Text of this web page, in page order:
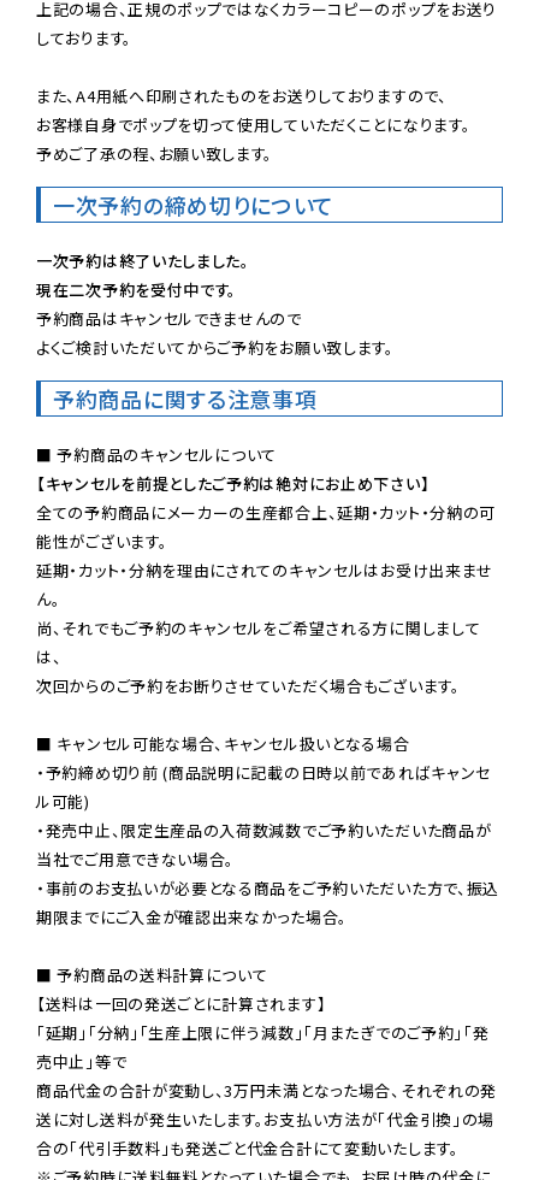
上記の場合、正規のポップではなくカラーコピーのポップをお送り
しております。
また、A4用紙へ印刷されたものをお送りしておりますので、
お客様自身でポップを切って使用していただくことになります。
予めご了承の程、お願い致します。
一次予約の締め切りについて
一次予約は終了いたしました。
現在二次予約を受付中です。
予約商品はキャンセルできませんので
よくご検討いただいてからご予約をお願い致します。
予約商品に関する注意事項
【キャンセルを前提としたご予約は絶対にお止め下さい】
全ての予約商品にメーカーの生産都合上、延期・カット・分納の可
能性がございます。
延期・カット・分納を理由にされてのキャンセルはお受け出来ませ
ん。
尚、それでもご予約のキャンセルをご希望される方に関しまして
は、
次回からのご予約をお断りさせていただく場合もございます。
■ キャンセル可能な場合、キャンセル扱いとなる場合
・予約締め切り前 (商品説明に記載の日時以前であればキャンセ
ル可能)
・発売中止、限定生産品の入荷数減数でご予約いただいた商品が
当社でご用意できない場合。
・事前のお支払いが必要となる商品をご予約いただいた方で、振込
期限までにご入金が確認出来なかった場合。
■ 予約商品の送料計算について
【送料は一回の発送ごとに計算されます】
「延期」「分納」「生産上限に伴う減数」「月またぎでのご予約」「発
売中止」等で
商品代金の合計が変動し、3万円未満となった場合、それぞれの発
送に対し送料が発生いたします。お支払い方法が「代金引換」の場